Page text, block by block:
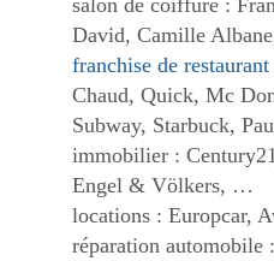
David, Camille
franchise de restaurant
Chaud, Quick, Mc
Subway, Starbuck,
immobilier :
Engel & Völkers, …
locations : Europcar,
réparation